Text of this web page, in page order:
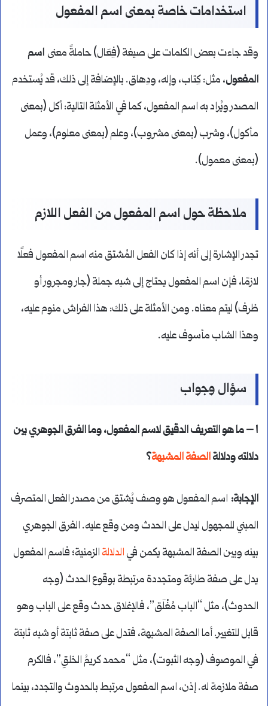
استخدامات خاصة بمعنى اسم المفعول
وقد جاءت بعض الكلمات على صيغة (فِعَال) حاملةً معنى اسم
المفعول، مثل: كِتاب، وإله، ودِهاق. بالإضافة إلى ذلك، قد يُستخدم
المصدر ويُراد به اسم المفعول، كما في الأمثلة التالية: أكل (بمعنى
مأكول)، وشرب (بمعنى مشروب)، وعلم (بمعنى معلوم)، وعمل
(بمعنى معمول).
ملاحظة حول اسم المفعول من الفعل اللازم
تجدر الإشارة إلى أنه إذا كان الفعل المُشتق منه اسم المفعول فعلًا
لازمًا، فإن اسم المفعول يحتاج إلى شبه جملة (جار ومجرور أو
ظرف) ليتم معناه. ومن الأمثلة على ذلك: هذا الفراش منوم عليه،
وهذا الشاب مأسوف عليه.
سؤال وجواب
١ – ما هو التعريف الدقيق لاسم المفعول، وما الفرق الجوهري بين
دلالته ودلالةالصفة المشبهة؟
الإجابة: اسم المفعول هو وصف يُشتق من مصدر الفعل المتصرف
المبني للمجهول ليدل على الحدث ومن وقع عليه. الفرق الجوهري
بينه وبين الصفة المشبهة يكمن في الدلالة الزمنية؛ فاسم المفعول
يدل على صفة طارئة ومتجددة مرتبطة بوقوع الحدث (وجه
الحدوث)، مثل “الباب مُغْلَق”، فالإغلاق حدث وقع على الباب وهو
قابل للتغيير. أما الصفة المشبهة، فتدل على صفة ثابتة أو شبه ثابتة
في الموصوف (وجه الثبوت)، مثل “محمد كريمُ الخلقِ”، فالكرم
صفة ملازمة له. إذن، اسم المفعول مرتبط بالحدوث والتجدد، بينما